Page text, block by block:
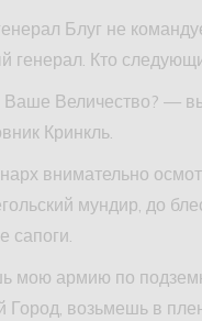
Блуг не
генерал. Кто
Величество? —
Кринкль.
внимательно
мундир, до
сапоги.
мою армию по
Город, возьмешь в